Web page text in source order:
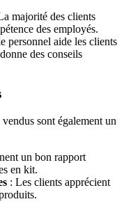
majorité des clients
des employés.
personnel aide les clients
des conseils
sont également un
un bon rapport
en kit.
: Les clients apprécient